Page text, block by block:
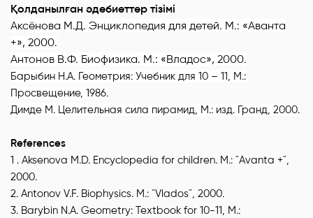
Қолданылған әдебиеттер тізімі
Аксёнова М.Д. Энциклопедия для детей. М.: «Аванта
+», 2000.
Антонов В.Ф. Биофизика. М.: «Владос», 2000.
Барыбин Н.А. Геометрия: Учебник для 10 – 11, М.:
Просвещение, 1986.
Димде М. Целительная сила пирамид, М.: изд. Гранд, 2000.
References
1 . Aksenova M.D. Encyclopedia for children. M.: "Avanta +",
2000.
2. Antonov V.F. Biophysics. M.: "Vlados", 2000.
3. Barybin N.A. Geometry: Textbook for 10-11, M.: